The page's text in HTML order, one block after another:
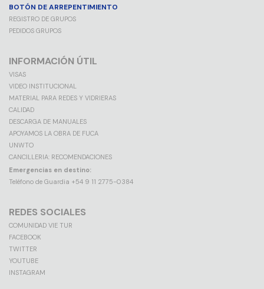
BOTÓN DE ARREPENTIMIENTO
REGISTRO DE GRUPOS
PEDIDOS GRUPOS
INFORMACIÓN ÚTIL
VISAS
VIDEO INSTITUCIONAL
MATERIAL PARA REDES Y VIDRIERAS
CALIDAD
DESCARGA DE MANUALES
APOYAMOS LA OBRA DE FUCA
UNWTO
CANCILLERIA: RECOMENDACIONES
Emergencias en destino:
Teléfono de Guardia +54 9 11 2775-0384
REDES SOCIALES
COMUNIDAD VIE TUR
FACEBOOK
TWITTER
YOUTUBE
INSTAGRAM